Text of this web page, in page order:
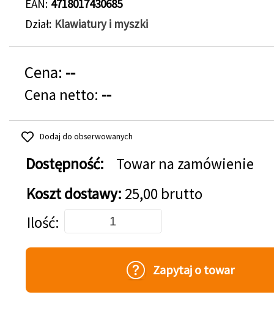
EAN 4718017430685
Dział Klawiatury i myszki
Cena: --
Cena netto: --
Dodaj do obserwowanych
Dostępność:
Towar na zamówienie
Koszt dostawy: 25,00 brutto
Dodaj do koszyka
Ilość
Zapytaj o towar